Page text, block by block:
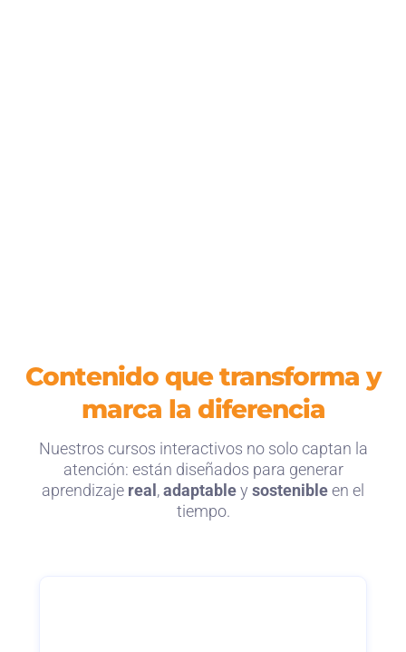
Contenido que transforma y
marca la diferencia
Nuestros cursos interactivos no solo captan la
atención: están diseñados para generar
aprendizaje real ,adaptabley sostenibleen el
tiempo.